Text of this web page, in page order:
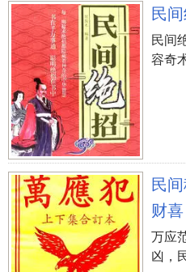
民
民间
容奇
民
财喜
万应
凶，